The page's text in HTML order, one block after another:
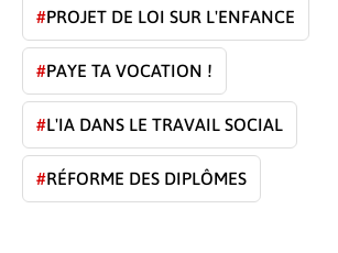
#PROJET DE LOI SUR L'ENFANCE
#PAYE TA VOCATION !
#L'IA DANS LE TRAVAIL SOCIAL
#RÉFORME DES DIPLÔMES